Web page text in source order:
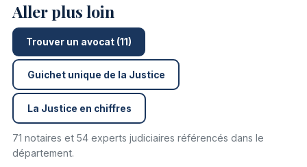
Aller plus loin
Trouver un avocat (11)
Guichet unique de la Justice
La Justice en chiffres
71 notaires et 54 experts judiciaires référencés dans le
département.